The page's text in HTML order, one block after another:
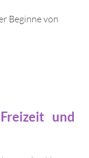
Beginne von
und